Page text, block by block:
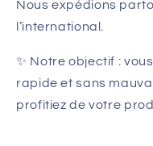
Nous expédions
l’international.
✨ Notre objectif :
rapide et sans
profitiez de votre